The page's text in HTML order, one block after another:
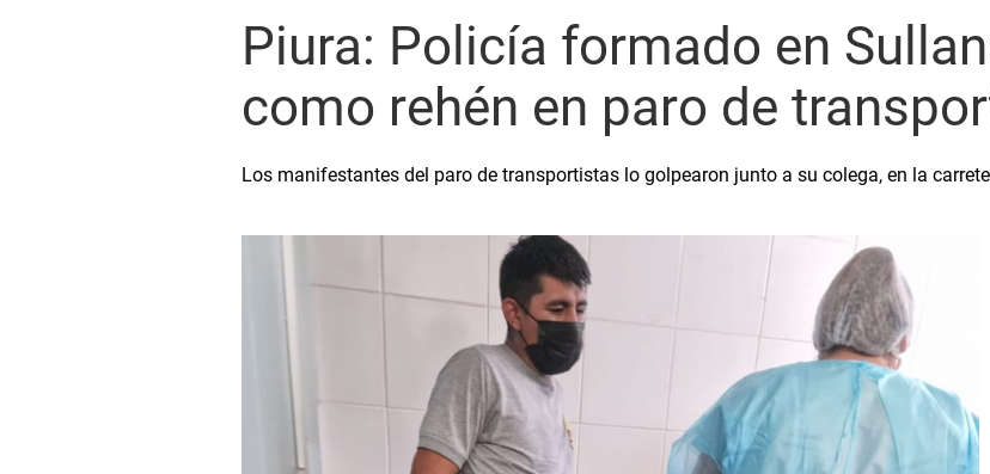
Piura: Policía formado en
como rehén en paro de
Los manifestantes del paro de transportistas lo golpearon junto a su colega, en la